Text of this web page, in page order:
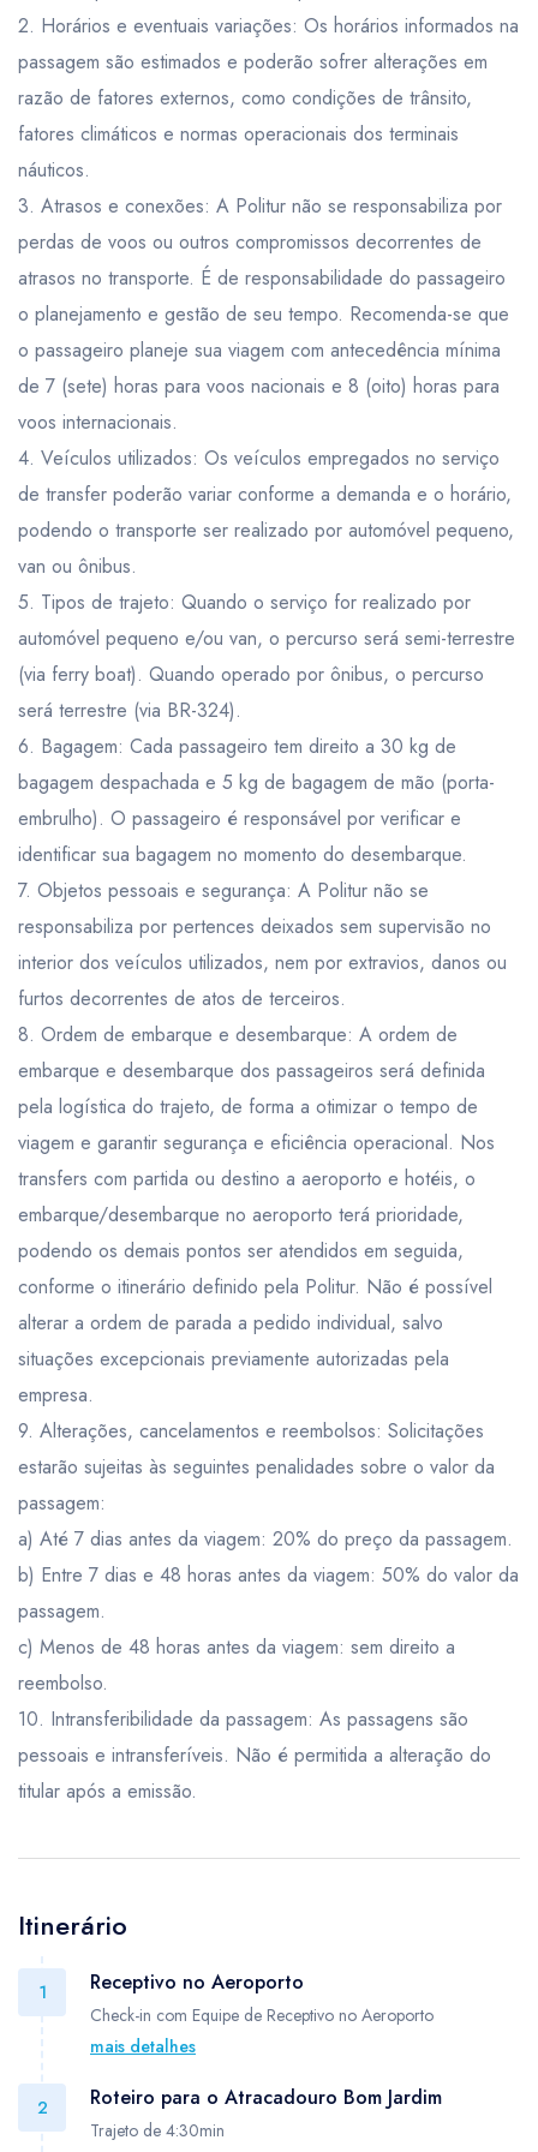
2. Horários e eventuais variações: Os horários informados na
passagem são estimados e poderão sofrer alterações em
razão de fatores externos, como condições de trânsito,
fatores climáticos e normas operacionais dos terminais
náuticos.
3. Atrasos e conexões: A Politur não se responsabiliza por
perdas de voos ou outros compromissos decorrentes de
atrasos no transporte. É de responsabilidade do passageiro
o planejamento e gestão de seu tempo. Recomenda-se que
o passageiro planeje sua viagem com antecedência mínima
de 7 (sete) horas para voos nacionais e 8 (oito) horas para
voos internacionais.
4. Veículos utilizados: Os veículos empregados no serviço
de transfer poderão variar conforme a demanda e o horário,
podendo o transporte ser realizado por automóvel pequeno,
van ou ônibus.
5. Tipos de trajeto: Quando o serviço for realizado por
automóvel pequeno e/ou van, o percurso será semi-terrestre
(via ferry boat). Quando operado por ônibus, o percurso
será terrestre (via BR-324).
6. Bagagem: Cada passageiro tem direito a 30 kg de
bagagem despachada e 5 kg de bagagem de mão (porta-
embrulho). O passageiro é responsável por verificar e
identificar sua bagagem no momento do desembarque.
7. Objetos pessoais e segurança: A Politur não se
responsabiliza por pertences deixados sem supervisão no
interior dos veículos utilizados, nem por extravios, danos ou
furtos decorrentes de atos de terceiros.
8. Ordem de embarque e desembarque: A ordem de
embarque e desembarque dos passageiros será definida
pela logística do trajeto, de forma a otimizar o tempo de
viagem e garantir segurança e eficiência operacional. Nos
transfers com partida ou destino a aeroporto e hotéis, o
embarque/desembarque no aeroporto terá prioridade,
podendo os demais pontos ser atendidos em seguida,
conforme o itinerário definido pela Politur. Não é possível
alterar a ordem de parada a pedido individual, salvo
situações excepcionais previamente autorizadas pela
empresa.
9. Alterações, cancelamentos e reembolsos: Solicitações
estarão sujeitas às seguintes penalidades sobre o valor da
passagem:
a) Até 7 dias antes da viagem: 20% do preço da passagem.
b) Entre 7 dias e 48 horas antes da viagem: 50% do valor da
passagem.
c) Menos de 48 horas antes da viagem: sem direito a
reembolso.
10. Intransferibilidade da passagem: As passagens são
pessoais e intransferíveis. Não é permitida a alteração do
titular após a emissão.
Itinerário
1 Receptivo no Aeroporto
Check-in com Equipe de Receptivo no Aeroporto
desembarque domestico, outro ponto de referência é a
cafeteria Bento Café.
mais detalhes
2 Roteiro para o Atracadouro Bom Jardim
Trajeto de 4:30min